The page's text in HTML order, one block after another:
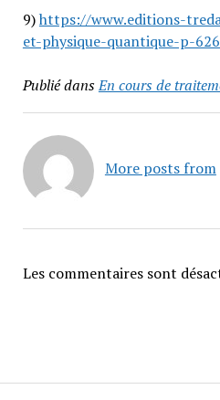
9)https://www.editions-
et-physique-quantique-p-
Publié dansEn cours de
More posts from
Les commentaires sont